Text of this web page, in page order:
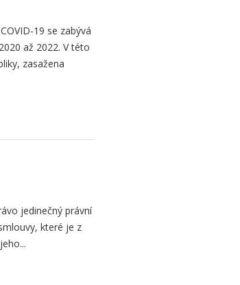
19 se zabývá
až 2022. V této
zasažena
jedinečný právní
které je z